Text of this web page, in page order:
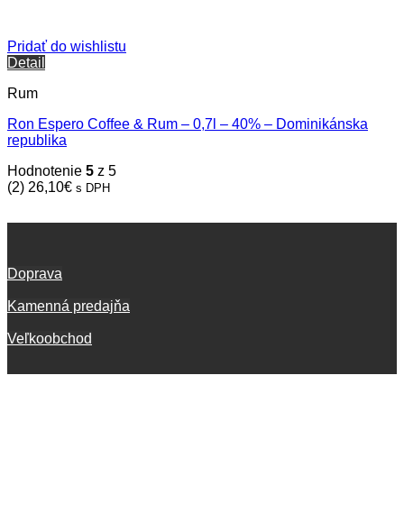
Pridať do wishlistu
Detail
Rum
Ron Espero Coffee & Rum – 0,7l – 40% – Dominikánska
republika
Hodnotenie 5 z 5
(2) 26,10€ s DPH
Doprava
Kamenná predajňa
Veľkoobchod